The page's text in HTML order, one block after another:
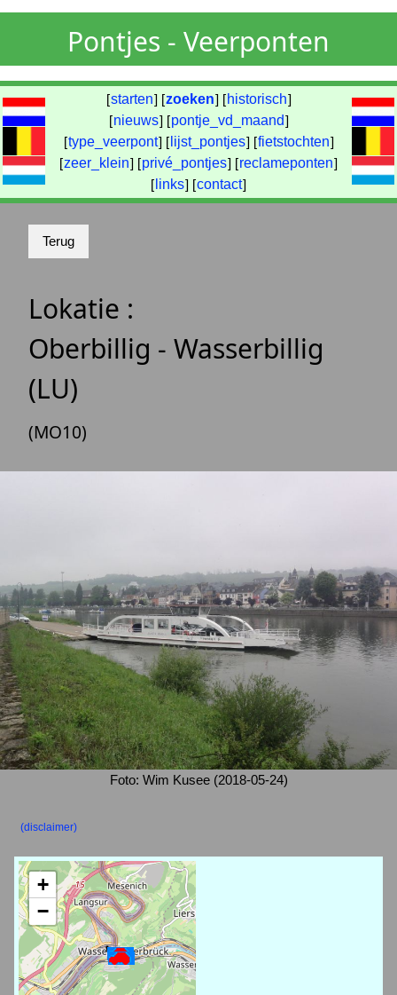
Pontjes - Veerponten
[starten] [zoeken] [ historisch]
[nieuws] [pontje_vd_maand]
[type_veerpont] [ lijst_pontjes] [fietstochten]
[zeer_klein] [privé_pontjes] [reclameponten]
[ links] [contact]
Lokatie :
Oberbillig - Wasserbillig
(LU)
(MO10)
Foto: Wim Kusee (2018-05-24)
(disclaimer)
+
−